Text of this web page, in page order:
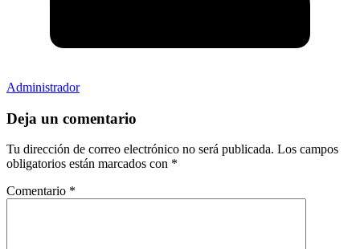
Administrador
Deja un comentario
Tu dirección de correo electrónico no será publicada. Los campos
obligatorios están marcados con *
Comentario *